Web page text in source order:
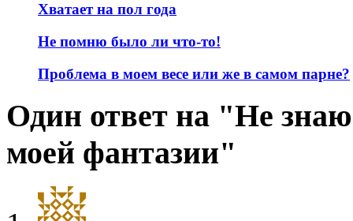
Хватает на пол года
Не помню было ли что-то!
Проблема в моем весе или же в самом парне?
Один ответ на "Не
моей фантазии"